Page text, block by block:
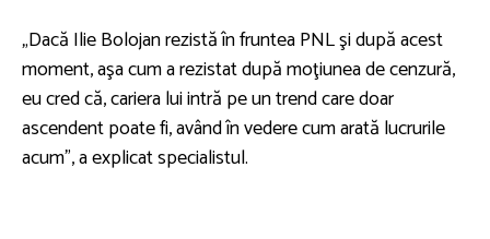
„Dacă Ilie Bolojan rezistă în fruntea PNL şi după acest
moment, aşa cum a rezistat după moţiunea de cenzură,
eu cred că, cariera lui intră pe un trend care doar
ascendent poate fi, având în vedere cum arată lucrurile
acum”, a explicat specialistul.